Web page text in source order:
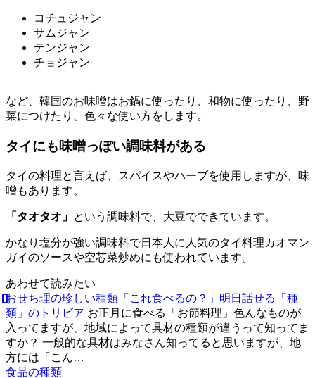
コチュジャン
サムジャン
テンジャン
チョジャン
など、韓国のお味噌はお鍋に使ったり、和物に使ったり、野
菜につけたり、色々な使い方をします。
タイにも味噌っぽい調味料がある
タイの料理と言えば、スパイスやハーブを使用しますが、味
噌もあります。
「タオタオ」 という調味料で、大豆でできています。
かなり塩分が強い調味料で日本人に人気のタイ料理カオマン
ガイのソースや空芯菜炒めにも使われています。
あわせて読みたい
おせち理の珍しい種類「これ食べるの？」明日話せる「種
類」のトリビア お正月に食べる「お節料理」色んなものが
入ってますが、地域によって具材の種類が違うって知ってま
すか？ 一般的な具材はみなさん知ってると思いますが、地
方には「こん…
食品の種類